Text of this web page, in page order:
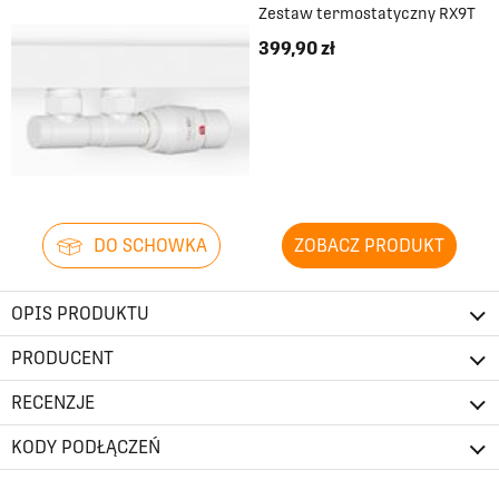
Zestaw termostatyczny RX9T
399,90 zł
DO SCHOWKA ZOBACZ PRODUKT
OPIS PRODUKTU
PRODUCENT
RECENZJE
KODY PODŁĄCZEŃ